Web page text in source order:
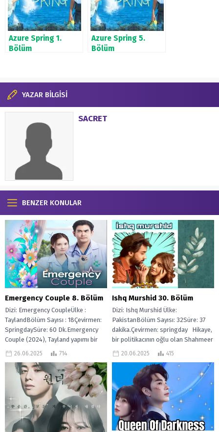
Azure Spring 1.
Bölüm
Azure Spring 5.
Bölüm
YAZAR BİLGİSİ
SACRET
BENZER KONULAR
Emergency Couple 8. Bölüm
Dizi: Emergency CoupleÜlke :
TaylandBölüm Sayısı : 18Çevirmen:
SpringdaySüre: 60 Dk.Emergency
Couple (2024), Tayland yapımı bir
dizi olup, boşanmış bir...
26.06.2025 714
Ishq Murshid 30. Bölüm
Dizi: Ishq Murshid Ülke:
PakistanBölüm Sayısı: 32Süre: 37
dakika.Çevirmen: springday Hikaye,
bir politikacının oğlu olan Shahmeer
Sikandar’ın, yolsuzluğa karşı...
20.06.2025 415